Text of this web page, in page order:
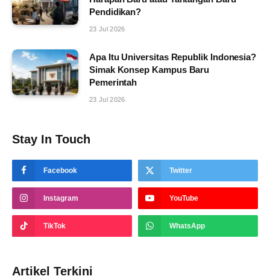
Pendidikan?
23 Jul 2026
Apa Itu Universitas Republik Indonesia?
Simak Konsep Kampus Baru
Pemerintah
23 Jul 2026
Stay In Touch
Facebook Twitter
Instagram YouTube
TikTok WhatsApp
Artikel Terkini